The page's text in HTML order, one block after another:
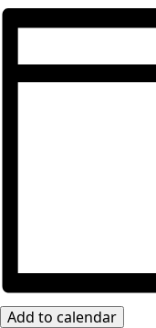
Add to calendar